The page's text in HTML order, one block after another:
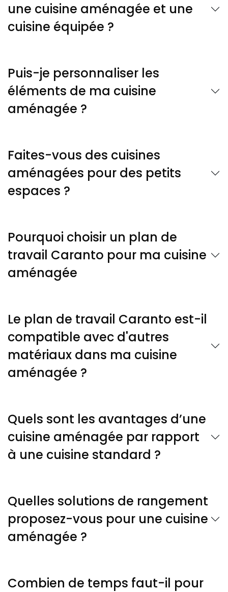
une cuisine aménagée et une
cuisine équipée ?
Puis-je personnaliser les
éléments de ma cuisine
aménagée ?
Faites-vous des cuisines
aménagées pour des petits
espaces ?
Pourquoi choisir un plan de
travail Caranto pour ma cuisine
aménagée
Le plan de travail Caranto est-il
compatible avec d'autres
matériaux dans ma cuisine
aménagée ?
Quels sont les avantages d’une
cuisine aménagée par rapport
à une cuisine standard ?
Quelles solutions de rangement
proposez-vous pour une cuisine
aménagée ?
Combien de temps faut-il pour